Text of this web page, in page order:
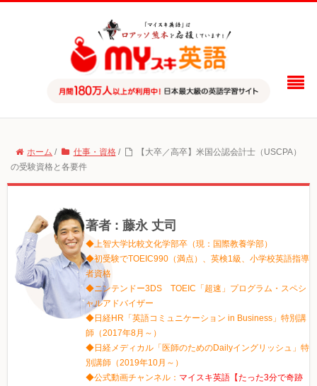
ホーム / 仕事・資格 /
【大卒／高卒】米国公認会計士（USCPA）
の受験資格と各要件
著者 : 藤永 丈司
◆上智大学比較文化学部卒（現：国際教養学部）
◆初受験でTOEIC990（満点）、英検1級、小学校英語指導
者資格
◆ニンテンドー3DS TOEIC「超速」プログラム・スペシ
ャルアドバイザー
◆日経HR「英語コミュニケーション in Business」特別講
師（2017年8月～）
◆日経メディカル「医師のためのDailyイングリッシュ」特
別講師（2019年10月～）
◆公式動画チャンネル： マイスキ英語【たった3分で奇跡